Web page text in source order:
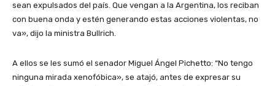
sean expulsados del país. Que vengan a la Argentina, los reciban
con buena onda y estén generando estas acciones violentas, no
va», dijo la ministra Bullrich.
A ellos se les sumó el senador Miguel Ángel Pichetto: “No tengo
ninguna mirada xenofóbica», se atajó, antes de expresar su